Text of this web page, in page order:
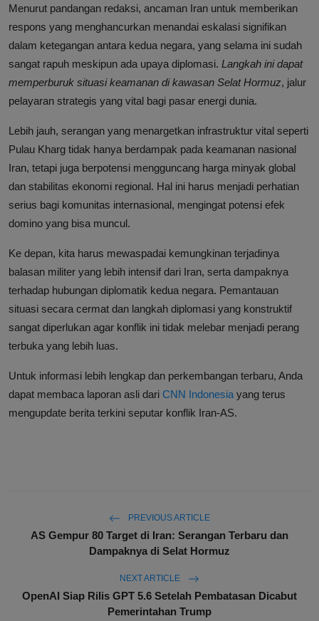
Menurut pandangan redaksi, ancaman Iran untuk memberikan
respons yang menghancurkan menandai eskalasi signifikan
dalam ketegangan antara kedua negara, yang selama ini sudah
sangat rapuh meskipun ada upaya diplomasi. Langkah ini dapat
memperburuk situasi keamanan di kawasan Selat Hormuz, jalur
pelayaran strategis yang vital bagi pasar energi dunia.
Lebih jauh, serangan yang menargetkan infrastruktur vital seperti
Pulau Kharg tidak hanya berdampak pada keamanan nasional
Iran, tetapi juga berpotensi mengguncang harga minyak global
dan stabilitas ekonomi regional. Hal ini harus menjadi perhatian
serius bagi komunitas internasional, mengingat potensi efek
domino yang bisa muncul.
Ke depan, kita harus mewaspadai kemungkinan terjadinya
balasan militer yang lebih intensif dari Iran, serta dampaknya
terhadap hubungan diplomatik kedua negara. Pemantauan
situasi secara cermat dan langkah diplomasi yang konstruktif
sangat diperlukan agar konflik ini tidak melebar menjadi perang
terbuka yang lebih luas.
Untuk informasi lebih lengkap dan perkembangan terbaru, Anda
dapat membaca laporan asli dari CNN Indonesia yang terus
mengupdate berita terkini seputar konflik Iran-AS.
PREVIOUS ARTICLE
AS Gempur 80 Target di Iran: Serangan Terbaru dan
Dampaknya di Selat Hormuz
NEXT ARTICLE
OpenAI Siap Rilis GPT 5.6 Setelah Pembatasan Dicabut
Pemerintahan Trump